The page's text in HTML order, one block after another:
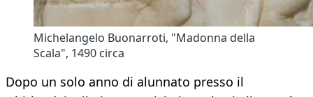
Michelangelo Buonarroti, "Madonna della
Scala", 1490 circa
Dopo un solo anno di alunnato presso il